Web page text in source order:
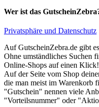
Wer ist das
Privatsphäre und Datenschutz
Auf GutscheinZebra.de gibt
Ohne umständliches Suchen
Online-Shops auf einen Klick!
Auf der Seite vom Shop
die man meist im Warenkorb
"Gutschein" nennen viele
"Vorteilsnummer" oder